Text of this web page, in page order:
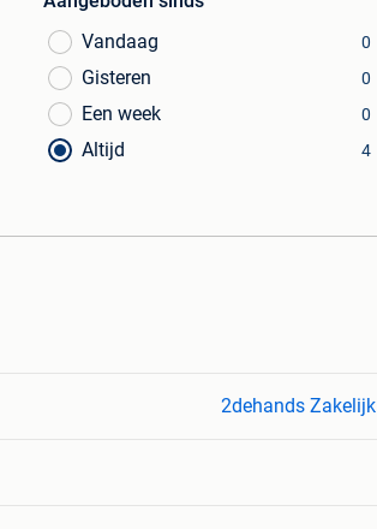
Vandaag
0
Gisteren 0
Een week 0
Altijd 4
2dehands Zakelijk